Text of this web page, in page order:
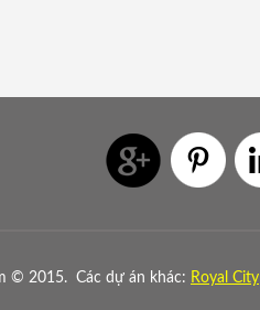
© 2015. Các dự án khác: Royal City